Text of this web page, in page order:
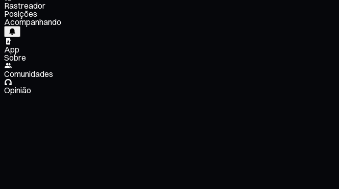
Rastreador
Posições
Acompanhando
App
Sobre
Comunidades
Opinião